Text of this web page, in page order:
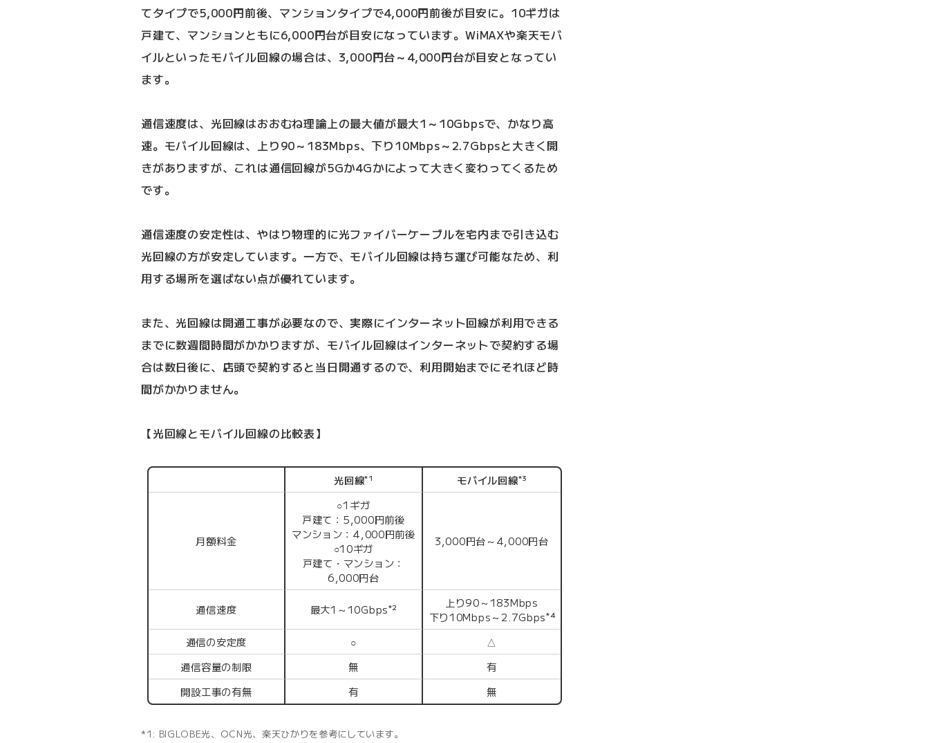
てタイプで5,000円前後、マンションタイプで4,000円前後が目安に。10ギガは
戸建て、マンションともに6,000円台が目安になっています。WiMAXや楽天モバ
イルといったモバイル回線の場合は、3,000円台～4,000円台が目安となってい
ます。
通信速度は、光回線はおおむね理論上の最大値が最大1～10Gbpsで、かなり高
速。モバイル回線は、上り90～183Mbps、下り10Mbps～2.7Gbpsと大きく開
きがありますが、これは通信回線が5Gか4Gかによって大きく変わってくるため
です。
通信速度の安定性は、やはり物理的に光ファイバーケーブルを宅内まで引き込む
光回線の方が安定しています。一方で、モバイル回線は持ち運び可能なため、利
用する場所を選ばない点が優れています。
また、光回線は開通工事が必要なので、実際にインターネット回線が利用できる
までに数週間時間がかかりますが、モバイル回線はインターネットで契約する場
合は数日後に、店頭で契約すると当日開通するので、利用開始までにそれほど時
間がかかりません。
【光回線とモバイル回線の比較表】
光回線*1 モバイル回線*3
月額料金
○1ギガ
戸建て：5,000円前後
マンション：4,000円前後
○10ギガ
戸建て・マンション：
6,000円台
3,000円台～4,000円台
通信速度 最大1～10Gbps*2
上り90～183Mbps
下り10Mbps～2.7Gbps*4
通信の安定度 ○
△
通信容量の制限
無
有
開設工事の有無
有 無
BIGLOBE光、OCN光、楽天ひかりを参考にしています。